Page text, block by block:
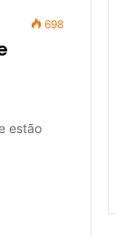
698
estão